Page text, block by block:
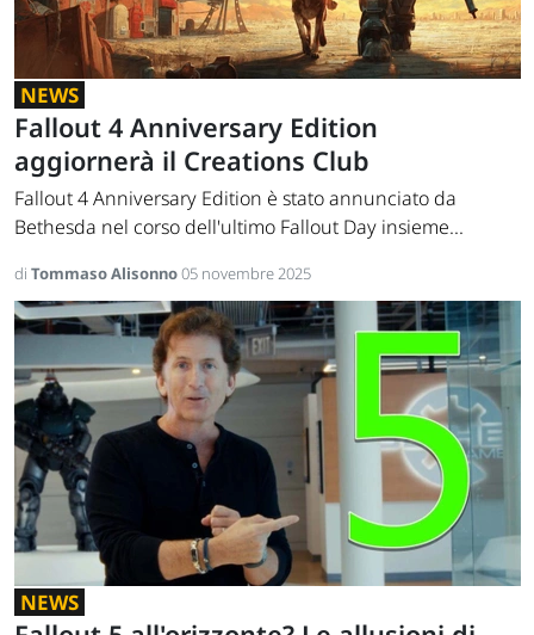
NEWS
Fallout 4 Anniversary Edition
aggiornerà il Creations Club
Fallout 4 Anniversary Edition è stato annunciato da
Bethesda nel corso dell'ultimo Fallout Day insieme...
di Tommaso Alisonno05 novembre 2025
NEWS